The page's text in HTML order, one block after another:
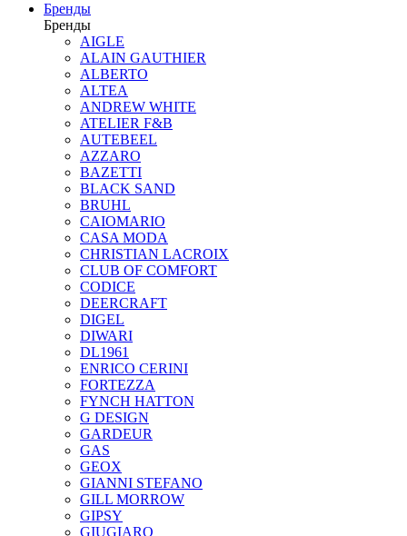
Бренды
Бренды
AIGLE
ALAIN GAUTHIER
ALBERTO
ALTEA
ANDREW WHITE
ATELIER F&B
AUTEBEEL
AZZARO
BAZETTI
BLACK SAND
BRUHL
CAIOMARIO
CASA MODA
CHRISTIAN LACROIX
CLUB OF COMFORT
CODICE
DEERCRAFT
DIGEL
DIWARI
DL1961
ENRICO CERINI
FORTEZZA
FYNCH HATTON
G DESIGN
GARDEUR
GAS
GEOX
GIANNI STEFANO
GILL MORROW
GIPSY
GIUGIARO